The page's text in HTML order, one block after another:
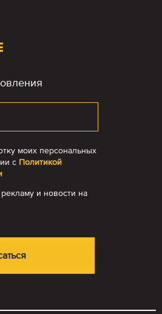
моих персональных
с Политикой
и новости на